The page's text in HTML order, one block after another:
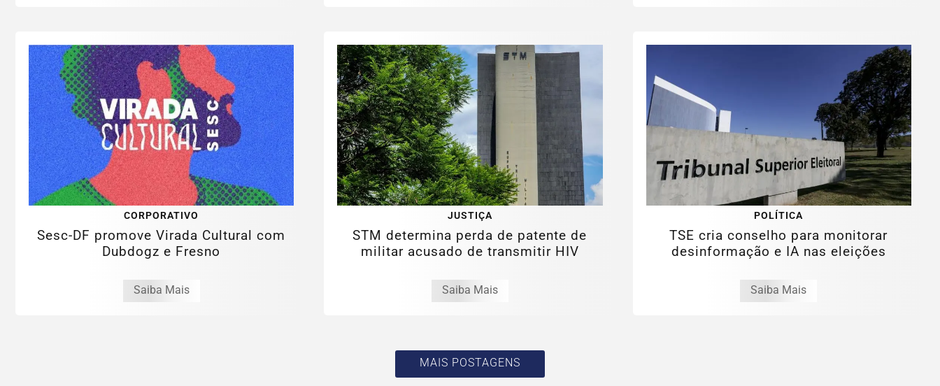
CORPORATIVO
Sesc-DF promove Virada Cultural com
Dubdogz e Fresno
Saiba Mais
JUSTIÇA
STM determina perda de patente de
militar acusado de transmitir HIV
Saiba Mais
POLÍTICA
TSE cria conselho para monitorar
desinformação e IA nas eleições
Saiba Mais
MAIS POSTAGENS